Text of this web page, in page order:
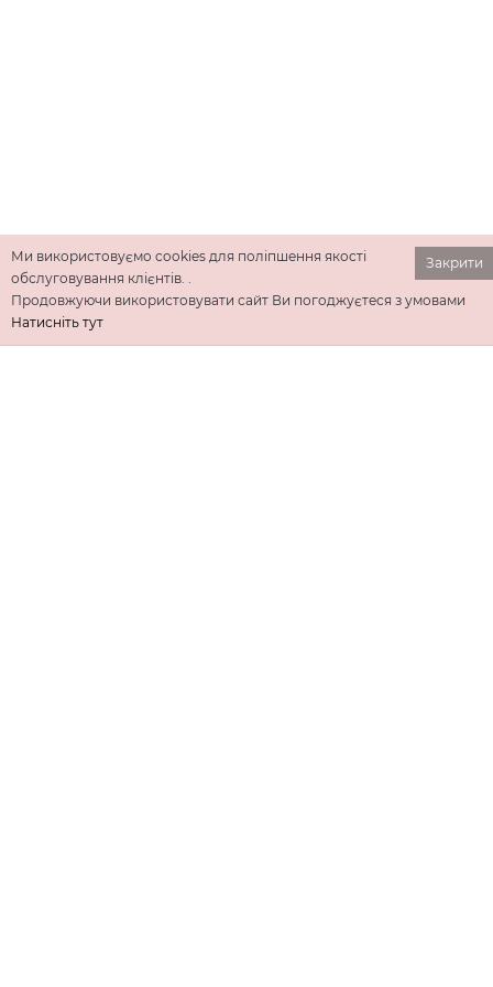
Закрити
Ми використовуємо cookies для поліпшення якості
обслуговування клієнтів. .
Продовжуючи використовувати сайт Ви погоджуєтеся з умовами
Натисніть тут